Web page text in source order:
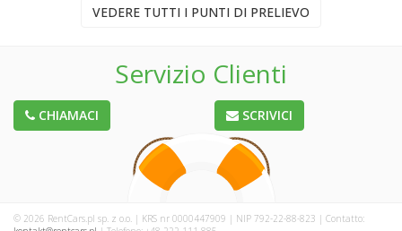
VEDERE TUTTI I PUNTI DI PRELIEVO
Servizio Clienti
CHIAMACI SCRIVICI
© 2026 RentCars.pl sp. z o.o. | KRS nr 0000447909 | NIP 792-22-88-823 | Contatto: